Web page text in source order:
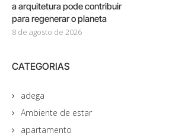
a arquitetura pode contribuir
para regenerar o planeta
8 de agosto de 2026
CATEGORIAS
adega
Ambiente de estar
apartamento